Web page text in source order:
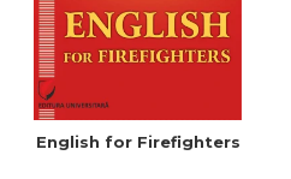
English for Firefighters